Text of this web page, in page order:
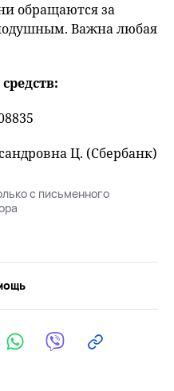
обращаются за
Важна любая
Ц. (Сбербанк)
с письменного